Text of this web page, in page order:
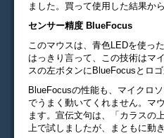
ました。買って使用した結果か
センサー精度 BlueFocus
このマウスは、青色LEDを使っ
はっきり言って、この技術はマ
スの左ボタンにBlueFocusとロ
BlueFocusの性能も、マイクロ
でうまく動いてくれません。マ
ます。宣伝文句は、「カラスの
上で試しましたが、まともに動